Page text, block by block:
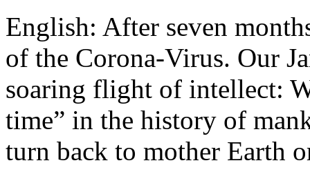
English: After seven
of the Corona-Virus. Our
soaring flight of intellect:
time” in the history of
turn back to mother Earth